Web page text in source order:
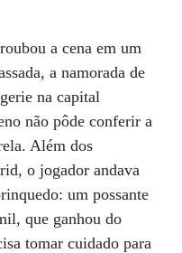
a cena em um
a namorada de
na capital
não pôde conferir a
Além dos
o jogador andava
um possante
que ganhou do
tomar cuidado para